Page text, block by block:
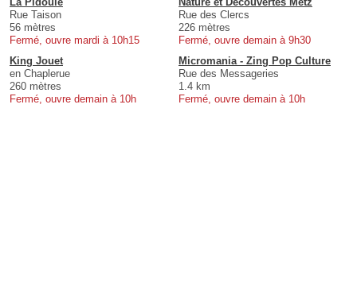
Rue Taison
56 mètres
Fermé, ouvre mardi à 10h15
Rue des Clercs
226 mètres
Fermé, ouvre demain à 9h30
King Jouet
en Chaplerue
260 mètres
Fermé, ouvre demain à 10h
Micromania - Zing Pop Culture
Rue des Messageries
1.4 km
Fermé, ouvre demain à 10h